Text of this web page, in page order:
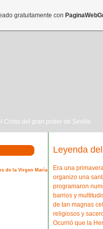
Cristo del gran poder de Sevilla
de la Virgen María
Leyenda
Era una
organizo una
programaron
barrios y
de tan magnas
religiosos y
Ocurrió que la
gratuitamente con